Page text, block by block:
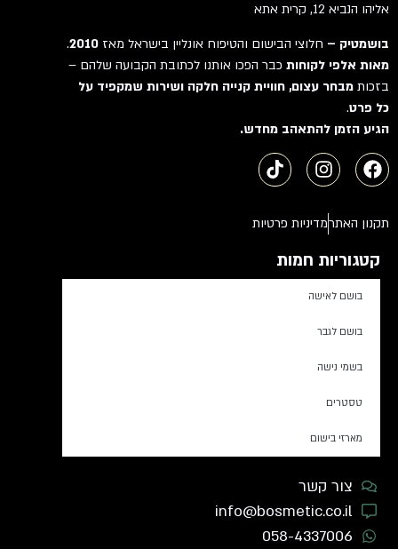
אליהו הנביא 12, קרית אתא
בושמטיק –חלוצי הבישום והטיפוח אונליין בישראל מאז2010
.
מאות אלפי לקוחותכבר הפכו אותנו לכתובת הקבועה שלהם –
בזכותמבחר עצום, חוויית קנייה חלקה ושירות שמקפיד על
כל פרט.
הגיע הזמן להתאהב מחדש.
תקנון האתרמדיניות פרטיות
קטגוריות חמות
בושם לאישה
בושם לגבר
בשמי נישה
טסטרים
מארזי בישום
צור קשר
info@bosmetic.co.il
058-4337006